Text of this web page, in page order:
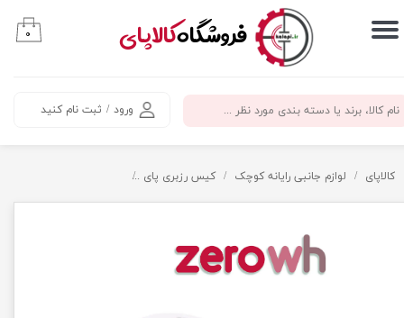
​فروشگاهکالاپای
ورود / ثبت نام کنید
حساب کاربری من
سفارشات
۰
کالاپای لوازم جانبی رایانه کوچک کیس رزبری پای